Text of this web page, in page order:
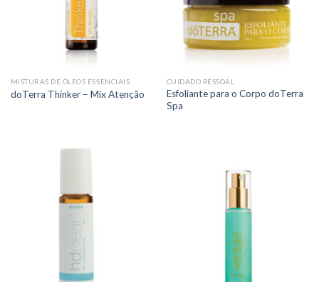
MISTURAS DE ÓLEOS ESSENCIAIS
doTerra Thinker – Mix Atenção
CUIDADO PESSOAL
Esfoliante para o Corpo doTerra
Spa